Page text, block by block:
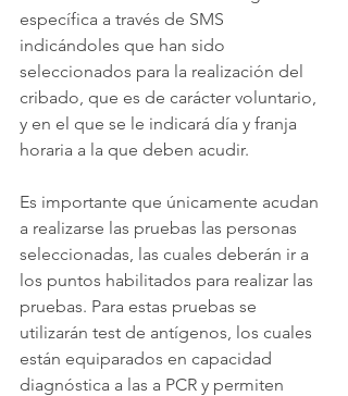
específica a través de SMS
indicándoles que han sido
seleccionados para la realización del
cribado, que es de carácter voluntario,
y en el que se le indicará día y franja
horaria a la que deben acudir.
Es importante que únicamente acudan
a realizarse las pruebas las personas
seleccionadas, las cuales deberán ir a
los puntos habilitados para realizar las
pruebas. Para estas pruebas se
utilizarán test de antígenos, los cuales
están equiparados en capacidad
diagnóstica a las a PCR y permiten